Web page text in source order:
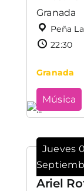
Granada
Peña
22:30
Granada
Música
Jueves
Ariel